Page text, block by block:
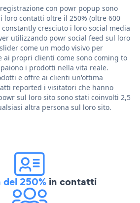
con powr popup sono
contatti oltre il 250% (oltre 600
cresciuto i loro social media
utilizzando powr social feed sul loro
come un modo visivo per
ai propri clienti come sono coming to
i prodotti nella vita reale.
e offre ai clienti un'ottima
reported i visitatori che hanno
sul loro sito sono stati coinvolti 2,5
altra persona sul loro sito.
250% in contatti